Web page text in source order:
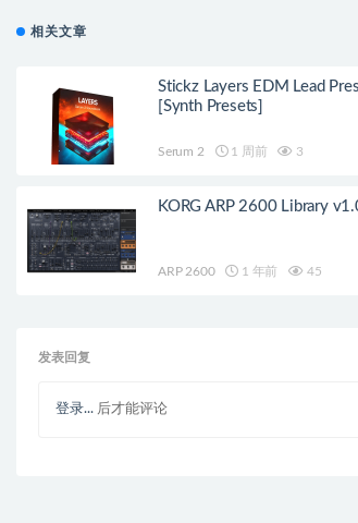
相关文章
Stickz Layers EDM Lead
[Synth Presets]
Serum 2 1 周前 3
KORG ARP 2600 Library
ARP 2600 1 年前 45
发表回复
登录... 后才能评论